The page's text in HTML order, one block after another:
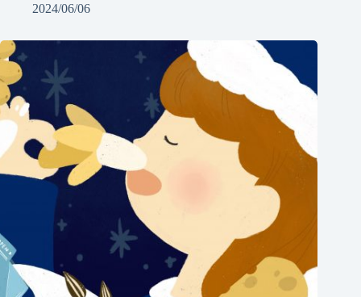
2024/06/06